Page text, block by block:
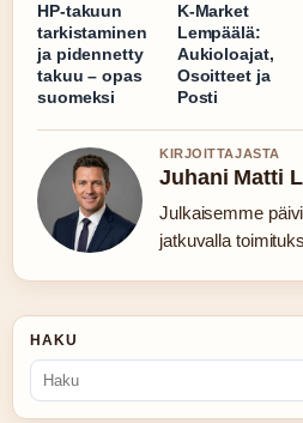
HP-takuun
tarkistaminen
ja pidennetty
takuu – opas
suomeksi
K-Market
Lempäälä:
Aukioloajat,
Osoitteet ja
Posti
KIRJOITTAJASTA
Juhani Matti
Julkaisemme
jatkuvalla
HAKU